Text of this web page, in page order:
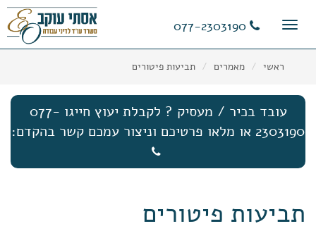
Toggle
ראשי מאמרים תביעות פיטורים
עובד בכיר / מעסיק ? לקבלת יעוץ חייגו 077-
2303190 או מלאו פרטיכם וניצור עמכם קשר בהקדם:
תביעות פיטורים